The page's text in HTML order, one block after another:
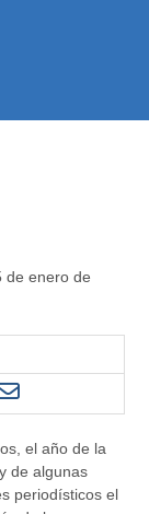
de enero de
el año de la
y de algunas
periodísticos el